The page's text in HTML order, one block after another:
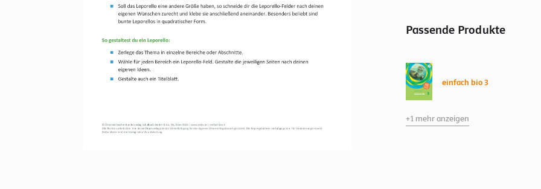
Passende Produkte
einfach bio 3
einfach bio 3
+1 mehr anzeigen